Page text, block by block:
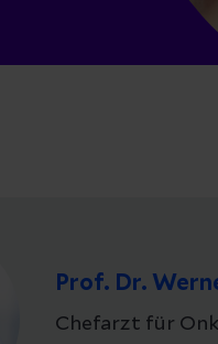
Prof. Dr.
Chefarzt für